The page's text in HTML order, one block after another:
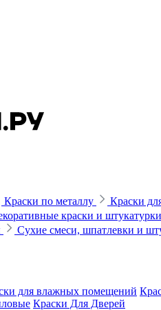
Краски по металлу Краски
краски и штукатурки
Сухие смеси, шпатлевки и
для влажных помещений
Краски Для Дверей